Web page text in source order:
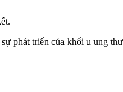
phát triển của khối u ung